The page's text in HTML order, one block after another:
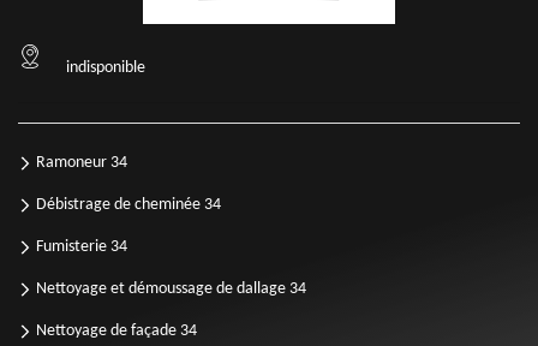
indisponible
Ramoneur 34
Débistrage de cheminée 34
Fumisterie 34
Nettoyage et démoussage de dallage 34
Nettoyage de façade 34